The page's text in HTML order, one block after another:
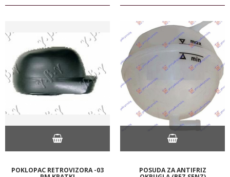
POKLOPAC RETROVIZORA -03 POSUDA ZA ANTIFRIZ